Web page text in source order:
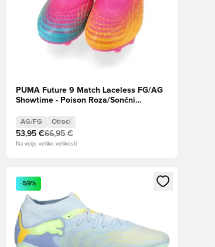
PUMA Future 9 Match Laceless FG/AG
Showtime - Poison Roza/Sončni
AG/FG Otroci
53,95 €66,95 €
Na voljo veliko velikosti
Odpre Modal za prijavo ali vpis kot član
-59%